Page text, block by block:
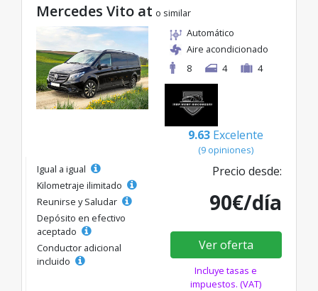
Mercedes Vito at o similar
Automático
Aire acondicionado
8
4 4
9.63 Excelente
(9 opiniones)
Igual a igual
Kilometraje ilimitado
Reunirse y Saludar
Depósito en efectivo
aceptado
Conductor adicional
incluido
Precio desde:
90€/día
Ver oferta
Incluye tasas e
impuestos. (VAT)